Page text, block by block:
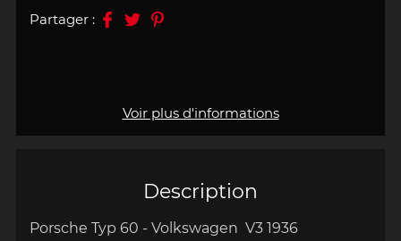
Description
Porsche Typ 60 - Volkswagen V3 1936
Voir plus d'informations
Partager :